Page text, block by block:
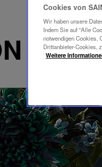
Cookies von
Wir haben unsere
Indem Sie auf "Alle
notwendigen Cookies,
Drittanbieter-Cookies,
Weitere